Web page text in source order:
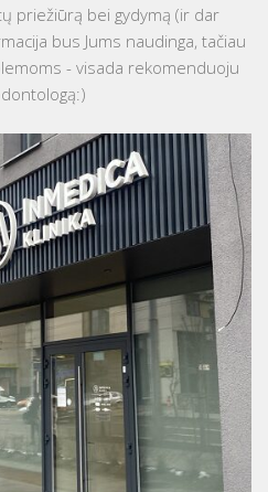
priežiūrą bei gydymą (ir dar
bus Jums naudinga, tačiau
- visada rekomenduoju